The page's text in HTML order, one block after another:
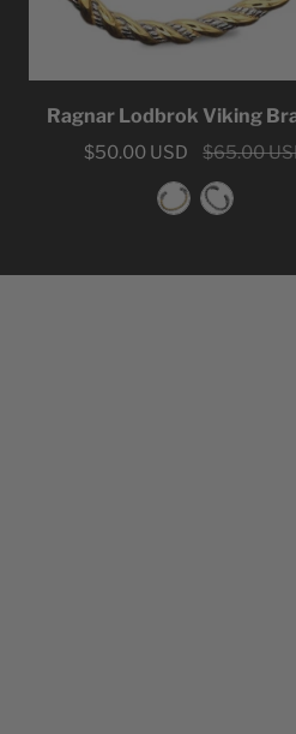
Ragnar Lodbrok Viking
Sale
$50.00 USD
Regular
$65.00